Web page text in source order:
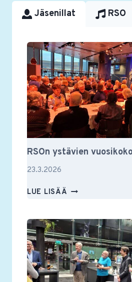
Jäsenillat RSO
RSOn ystävien
23.3.2026
LUE LISÄÄ RSON
2026